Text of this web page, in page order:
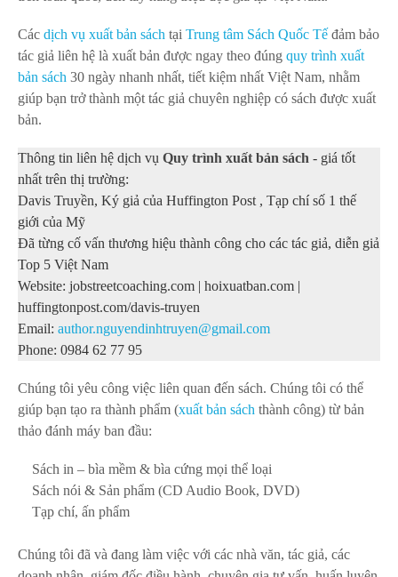
Các dịch vụ xuất bản sách tại Trung tâm Sách Quốc Tế đảm bảo
tác giả liên hệ là xuất bản được ngay theo đúng quy trình xuất
bản sách 30 ngày nhanh nhất, tiết kiệm nhất Việt Nam, nhằm
giúp bạn trở thành một tác giả chuyên nghiệp có sách được xuất
bản.
Thông tin liên hệ dịch vụ Quy trình xuất bản sách - giá tốt
nhất trên thị trường:
Davis Truyền, Ký giả của Huffington Post , Tạp chí số 1 thế
giới của Mỹ
Đã từng cố vấn thương hiệu thành công cho các tác giả, diễn giả
Top 5 Việt Nam
Website: jobstreetcoaching.com | hoixuatban.com |
huffingtonpost.com/davis-truyen
Email: author.nguyendinhtruyen@gmail.com
Phone: 0984 62 77 95
Chúng tôi yêu công việc liên quan đến sách. Chúng tôi có thể
giúp bạn tạo ra thành phẩm (xuất bản sách thành công) từ bản
thảo đánh máy ban đầu:
Sách in – bìa mềm & bìa cứng mọi thể loại
Sách nói & Sản phẩm (CD Audio Book, DVD)
Tạp chí, ấn phẩm
Chúng tôi đã và đang làm việc với các nhà văn, tác giả, các